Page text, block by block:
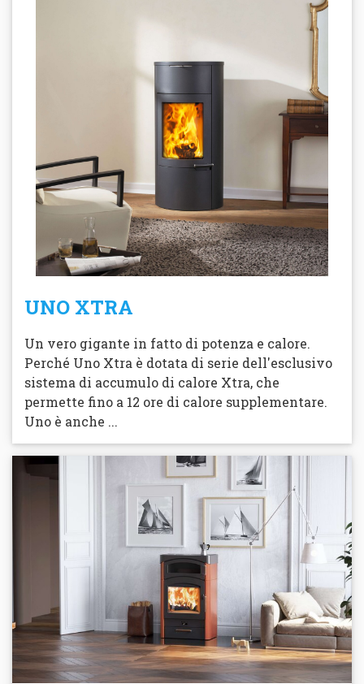
UNO XTRA
Un vero gigante in fatto di potenza e calore.
Perché Uno Xtra è dotata di serie dell'esclusivo
sistema di accumulo di calore Xtra, che
permette fino a 12 ore di calore supplementare.
Uno è anche ...